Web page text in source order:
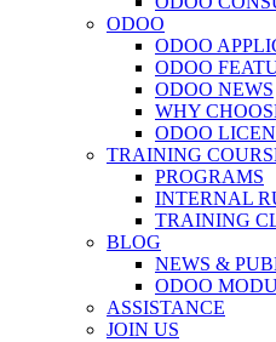
ODOO
ODOO
ODOO
ODOO NEWS
WHY
ODOO
TRAINING
PROGRAMS
INTERNAL
TRAINING
BLOG
NEWS &
ODOO
ASSISTANCE
JOIN US